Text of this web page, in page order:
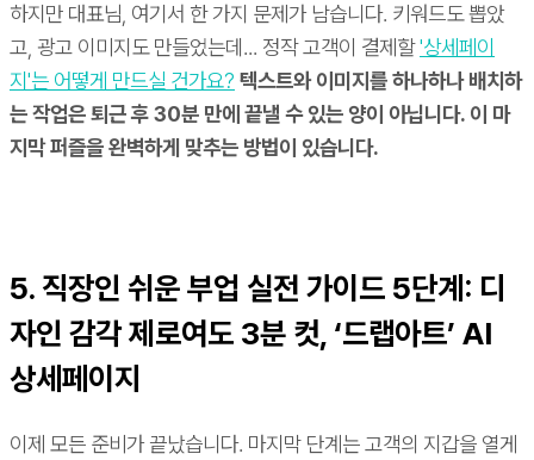
하지만 대표님, 여기서 한 가지 문제가 남습니다. 키워드도 뽑았
고, 광고 이미지도 만들었는데... 정작 고객이 결제할'상세페이
지'는 어떻게 만드실 건가요? 텍스트와 이미지를 하나하나 배치하
는 작업은 퇴근 후 30분 만에 끝낼 수 있는 양이 아닙니다. 이 마
지막 퍼즐을 완벽하게 맞추는 방법이 있습니다.
5. 직장인 쉬운 부업 실전 가이드 5단계: 디
자인 감각 제로여도 3분 컷, ‘드랩아트’ AI
상세페이지
이제 모든 준비가 끝났습니다. 마지막 단계는 고객의 지갑을 열게